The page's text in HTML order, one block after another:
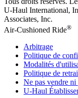
U-Haul International,
Associates, Inc.
Air-Cushioned Ride®
Arbitrage
Politique de
Modalités
Politique de
Ne pas vendre ni
U-Haul